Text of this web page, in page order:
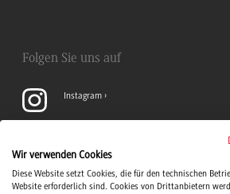
Folgen Sie uns auf
Instagram
LinkedIn
Wir verwenden Cookies
Diese Website setzt Cookies, die für den technischen
Website erforderlich sind. Cookies von Drittanbietern